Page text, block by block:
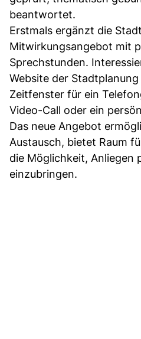
beantwortet.
Erstmals ergänzt die
Mitwirkungsangebot mit
Sprechstunden.
Website der
Zeitfenster für ein
Video-Call oder ein
Das neue Angebot
Austausch, bietet Raum
die Möglichkeit, Anliegen
einzubringen.